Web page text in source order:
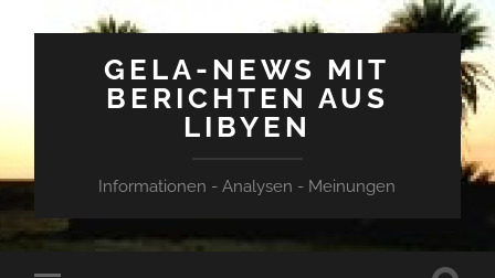
GELA-NEWS MIT
BERICHTEN AUS
LIBYEN
Informationen - Analysen - Meinungen